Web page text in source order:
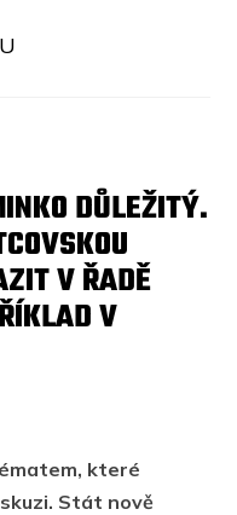
DŮLEŽITÝ.
V ŘADĚ
V
které
Stát nově